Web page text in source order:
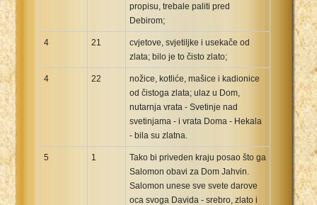
propisu, trebale paliti pred
Debirom;
4 21
cvjetove, svjetiljke i usekače od
zlata; bilo je to čisto zlato;
4 22
nožice, kotliće, mašice i kadionice
od čistoga zlata; ulaz u Dom,
nutarnja vrata - Svetinje nad
svetinjama - i vrata Doma - Hekala
- bila su zlatna.
5 1
Tako bi priveden kraju posao što ga
Salomon obavi za Dom Jahvin.
Salomon unese sve svete darove
oca svoga Davida - srebro, zlato i